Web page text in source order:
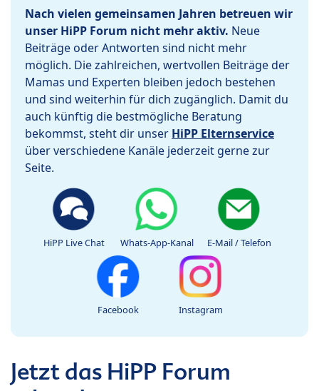
Nach vielen gemeinsamen Jahren betreuen wir
unser HiPP Forum nicht mehr aktiv. Neue
Beiträge oder Antworten sind nicht mehr
möglich. Die zahlreichen, wertvollen Beiträge der
Mamas und Experten bleiben jedoch bestehen
und sind weiterhin für dich zugänglich. Damit du
auch künftig die bestmögliche Beratung
bekommst, steht dir unser HiPP Elternservice
über verschiedene Kanäle jederzeit gerne zur
Seite.
HiPP Live Chat Whats-App-Kanal E-Mail / Telefon
Facebook Instagram
Jetzt das HiPP Forum